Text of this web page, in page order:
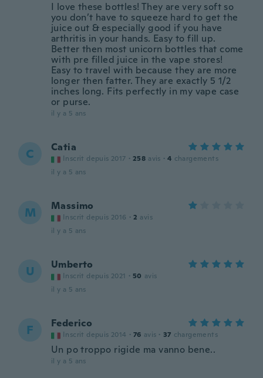
I love these bottles! They are very soft so
you don’t have to squeeze hard to get the
juice out & especially good if you have
arthritis in your hands. Easy to fill up.
Better then most unicorn bottles that come
with pre filled juice in the vape stores!
Easy to travel with because they are more
longer then fatter. They are exactly 5 1/2
inches long. Fits perfectly in my vape case
or purse.
il y a 5 ans
C Catia
Inscrit depuis 2017 · 258 avis · 4 chargements
il y a 5 ans
M Massimo
Inscrit depuis 2016 · 2 avis
il y a 5 ans
U Umberto
Inscrit depuis 2021 · 50 avis
il y a 5 ans
F Federico
Inscrit depuis 2014 · 76 avis · 37 chargements
Un po troppo rigide ma vanno bene..
il y a 5 ans